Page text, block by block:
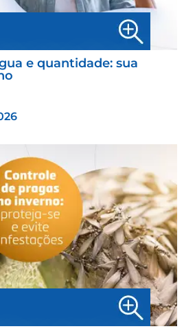
e quantidade: sua